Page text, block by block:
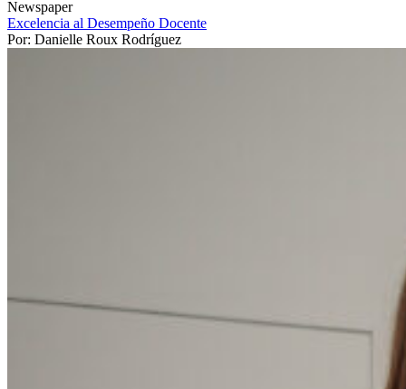
Newspaper
Excelencia al Desempeño Docente
Por: Danielle Roux Rodríguez